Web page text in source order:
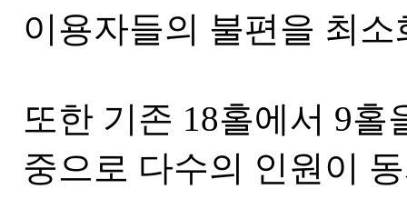
이용자들의 불편을 최소
또한 기존 18홀에서 9홀
중으로 다수의 인원이